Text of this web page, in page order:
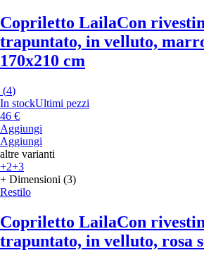
Copriletto LailaCon
trapuntato, in velluto,
170x210 cm
(4)
In stockUltimi pezzi
46 €
Aggiungi
Aggiungi
altre varianti
+2+3
+ Dimensioni (3)
Restilo
Copriletto LailaCon
trapuntato, in velluto, rosa